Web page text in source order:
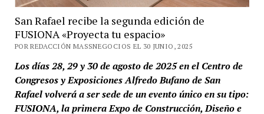
San Rafael recibe la segunda edición de
FUSIONA «Proyecta tu espacio»
POR REDACCIÓN MASSNEGOCIOS EL 30 JUNIO, 2025
Los días 28, 29 y 30 de agosto de 2025 en el Centro de
Congresos y Exposiciones Alfredo Bufano de San
Rafael volverá a ser sede de un evento único en su tipo:
FUSIONA, la primera Expo de Construcción, Diseño e